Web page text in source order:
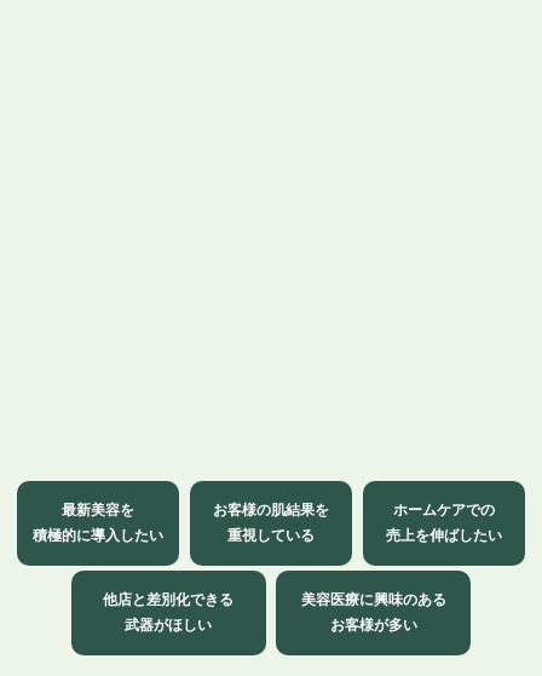
最新美容を
積極的に導入したい
お客様の肌結果を
重視している
ホームケアでの
売上を伸ばしたい
他店と差別化できる
武器がほしい
美容医療に興味のある
お客様が多い